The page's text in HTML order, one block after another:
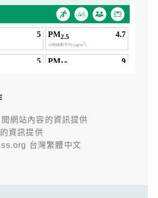
網站內容的資訊提供
資訊提供
台灣繁體中文